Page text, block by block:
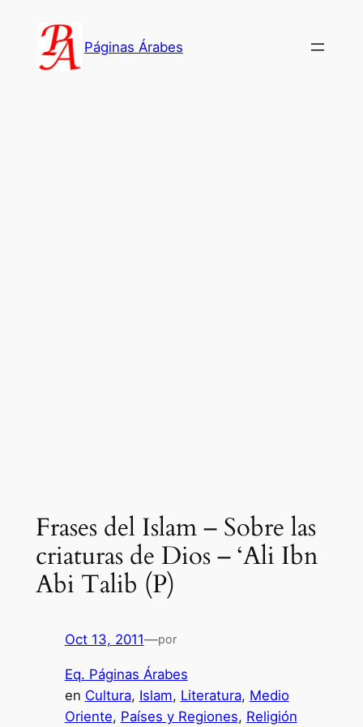
contenido
Páginas Árabes
Frases del Islam – Sobre las
criaturas de Dios – ‘Ali Ibn
Abi Talib (P)
Oct 13, 2011—por
Eq. Páginas Árabes
en Cultura, Islam, Literatura, Medio
Oriente, Países y Regiones, Religión